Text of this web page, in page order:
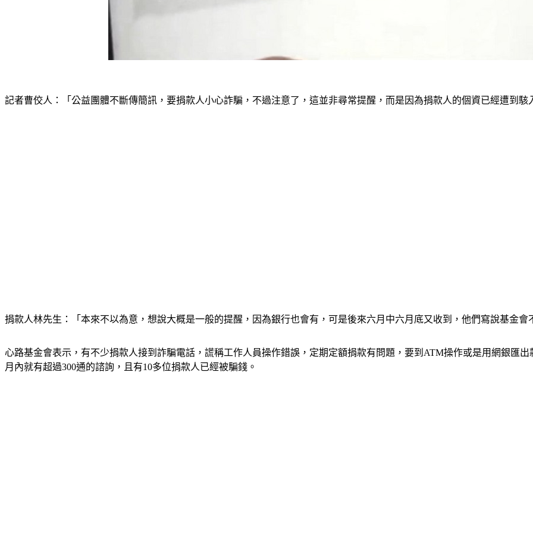
記者曹佼人：「公益團體不斷傳簡訊，要捐款人小心詐騙，不過注意了，這並非尋常提醒，而是因為捐款人的個資已經遭到駭
捐款人林先生：「本來不以為意，想說大概是一般的提醒，因為銀行也會有，可是後來六月中六月底又收到，他們寫說基金會
心路基金會表示，有不少捐款人接到詐騙電話，謊稱工作人員操作錯誤，定期定額捐款有問題，要到ATM操作或是用網銀匯
月內就有超過300通的諮詢，且有10多位捐款人已經被騙錢。